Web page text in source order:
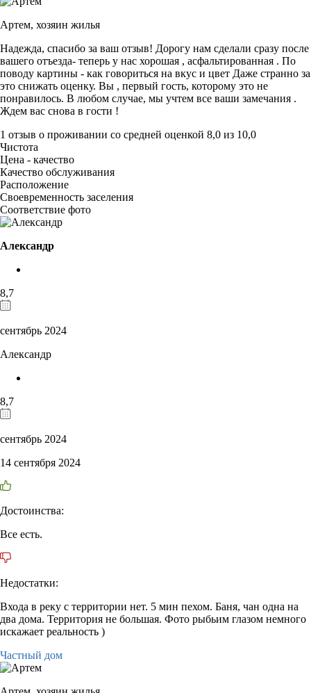
Артем, хозяин жилья
Надежда, спасибо за ваш отзыв! Дорогу нам сделали сразу после
вашего отъезда- теперь у нас хорошая , асфальтированная . По
поводу картины - как говориться на вкус и цвет Даже странно за
это снижать оценку. Вы , первый гость, которому это не
понравилось. В любом случае, мы учтем все ваши замечания .
Ждем вас снова в гости !
1 отзыв о проживании со средней оценкой 8,0 из 10,0
Чистота
Цена - качество
Качество обслуживания
Расположение
Своевременность заселения
Соответствие фото
Александр
8,7
сентябрь 2024
Александр
8,7
сентябрь 2024
14 сентября 2024
Достоинства:
Все есть.
Недостатки:
Входа в реку с территории нет. 5 мин пехом. Баня, чан одна на
два дома. Территория не большая. Фото рыбьим глазом немного
искажает реальность )
Частный дом